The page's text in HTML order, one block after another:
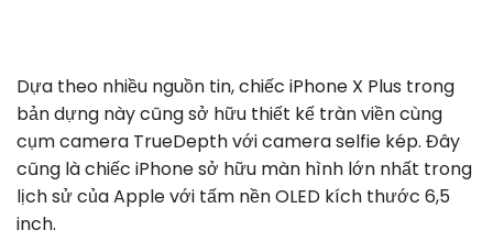
Dựa theo nhiều nguồn tin, chiếc iPhone X Plus trong
bản dựng này cũng sở hữu thiết kế tràn viền cùng
cụm camera TrueDepth với camera selfie kép. Đây
cũng là chiếc iPhone sở hữu màn hình lớn nhất trong
lịch sử của Apple với tấm nền OLED kích thước 6,5
inch.